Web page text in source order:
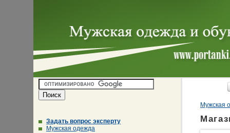
Задать вопрос эксперту
Мужская одежда
Мужская